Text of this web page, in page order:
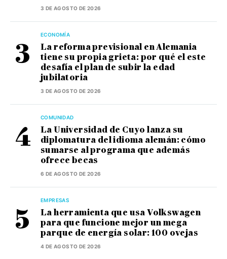
3 DE AGOSTO DE 2026
ECONOMÍA
La reforma previsional en Alemania
tiene su propia grieta: por qué el este
desafía el plan de subir la edad
jubilatoria
3 DE AGOSTO DE 2026
COMUNIDAD
La Universidad de Cuyo lanza su
diplomatura del idioma alemán: cómo
sumarse al programa que además
ofrece becas
6 DE AGOSTO DE 2026
EMPRESAS
La herramienta que usa Volkswagen
para que funcione mejor un mega
parque de energía solar: 100 ovejas
4 DE AGOSTO DE 2026